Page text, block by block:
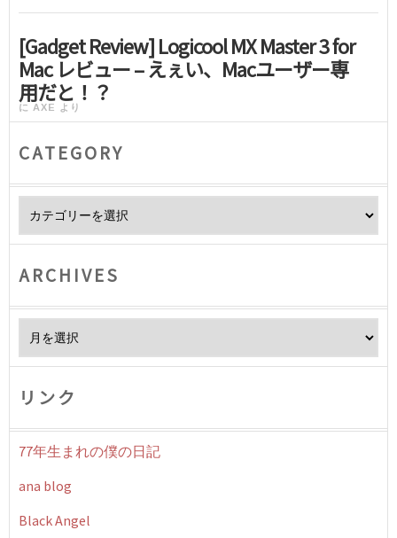
[Gadget Review] Logicool MX Master 3 for
Mac レビュー – えぇい、Macユーザー専
用だと！？
に AXE より
CATEGORY
ARCHIVES
リンク
77年生まれの僕の日記
ana blog
Black Angel